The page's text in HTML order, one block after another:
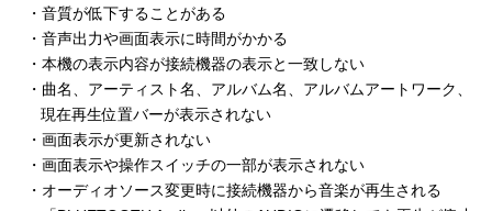
・音質が低下することがある
・音声出力や画面表示に時間がかかる
・本機の表示内容が接続機器の表示と一致しない
・曲名、アーティスト名、アルバム名、アルバムアートワーク、
現在再生位置バーが表示されない
・画面表示が更新されない
・画面表示や操作スイッチの一部が表示されない
・オーディオソース変更時に接続機器から音楽が再生される